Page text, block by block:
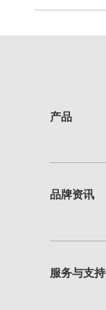
产品
品牌资讯
服务与支持